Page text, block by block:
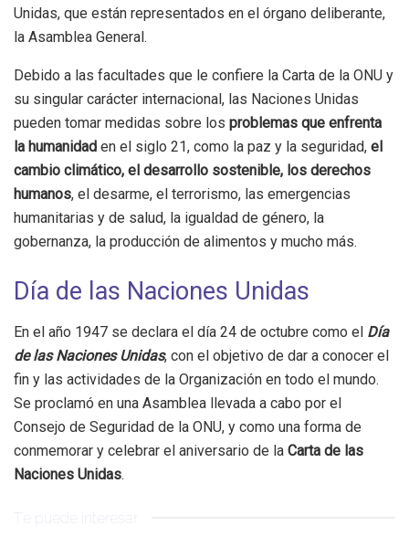
Unidas, que están representados en el órgano deliberante,
la Asamblea General.
Debido a las facultades que le confiere la Carta de la ONU y
su singular carácter internacional, las Naciones Unidas
pueden tomar medidas sobre los problemas que enfrenta
la humanidad en el siglo 21, como la paz y la seguridad, el
cambio climático, el desarrollo sostenible, los derechos
humanos, el desarme, el terrorismo, las emergencias
humanitarias y de salud, la igualdad de género, la
gobernanza, la producción de alimentos y mucho más.
Día de las Naciones Unidas
En el año 1947 se declara el día 24 de octubre como el Día
de las Naciones Unidas, con el objetivo de dar a conocer el
fin y las actividades de la Organización en todo el mundo.
Se proclamó en una Asamblea llevada a cabo por el
Consejo de Seguridad de la ONU, y como una forma de
conmemorar y celebrar el aniversario de la Carta de las
Naciones Unidas.
Te puede interesar